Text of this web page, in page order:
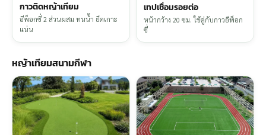
กาวติดหญ้าเทียม
อีพ็อกซี่ 2 ส่วนผสม ทนน้ำ ยึดเกาะ
แน่น
เทปเชื่อมรอยต่อ
หน้ากว้าง 20 ซม. ใช้คู่กับกาวอีพ็อก
ซี่
หญ้าเทียมสนามกีฬา